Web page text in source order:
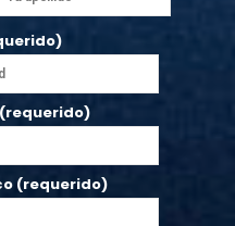
(requerido)